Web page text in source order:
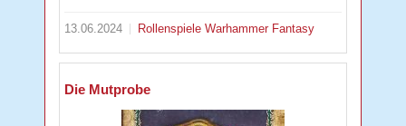
13.06.2024 RollenspieleWarhammer Fantasy
Die Mutprobe